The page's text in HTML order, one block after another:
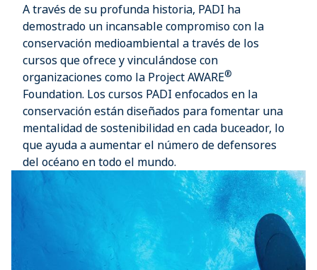
A través de su profunda historia, PADI ha
demostrado un incansable compromiso con la
conservación medioambiental a través de los
cursos que ofrece y vinculándose con
organizaciones como la Project AWARE®
Foundation. Los cursos PADI enfocados en la
conservación están diseñados para fomentar una
mentalidad de sostenibilidad en cada buceador, lo
que ayuda a aumentar el número de defensores
del océano en todo el mundo.